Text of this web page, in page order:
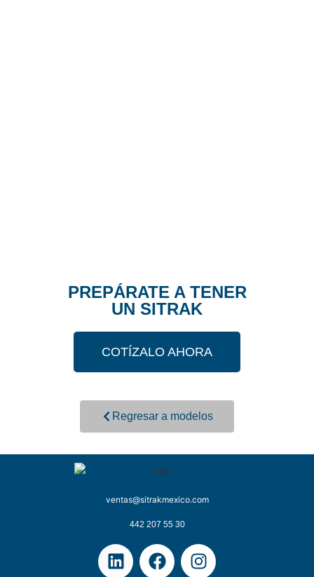
PREPÁRATE A TENER
UN SITRAK
COTÍZALO AHORA
Regresar a modelos
ventas@sitrakmexico.com
442 207 55 30